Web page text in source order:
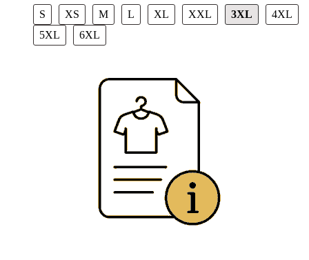
S
XS MM L XL XXL XXL3XL 3XL4XL
5XL 5XL6XL